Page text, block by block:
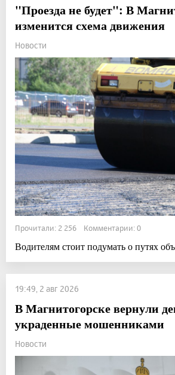
"Проезда не будет": В
изменится схема движения
Новости
Прочитали: 2 256 Комментарии: 0
Водителям стоит подумать о путях
19:49, 2 авг 2026
В Магнитогорске вернули
украденные мошенниками
Новости